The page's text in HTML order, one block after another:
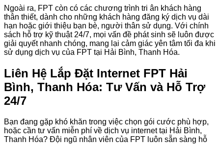
Ngoài ra, FPT còn có các chương trình tri ân khách hàng
thân thiết, dành cho những khách hàng đăng ký dịch vụ dài
hạn hoặc giới thiệu bạn bè, người thân sử dụng. Với chính
sách hỗ trợ kỹ thuật 24/7, mọi vấn đề phát sinh sẽ luôn được
giải quyết nhanh chóng, mang lại cảm giác yên tâm tối đa khi
sử dụng dịch vụ của FPT tại Hải Bình, Thanh Hóa.
Liên Hệ Lắp Đặt Internet FPT Hải
Bình, Thanh Hóa: Tư Vấn và Hỗ Trợ
24/7
Bạn đang gặp khó khăn trong việc chọn gói cước phù hợp,
hoặc cần tư vấn miễn phí về dịch vụ internet tại Hải Bình,
Thanh Hóa? Đội ngũ nhân viên của FPT luôn sẵn sàng hỗ